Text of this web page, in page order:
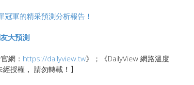
冠軍的精采預測分析報告！
大預測
網： https://dailyview.tw》；《DailyView 網路溫度
經授權， 請勿轉載！】